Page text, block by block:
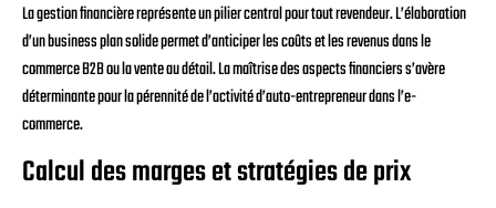
La gestion financière représente un pilier central pour tout revendeur. L’élaboration
d’un business plan solide permet d’anticiper les coûts et les revenus dans le
commerce B2B ou la vente au détail. La maîtrise des aspects financiers s’avère
déterminante pour la pérennité de l’activité d’auto-entrepreneur dans l’e-
commerce.
Calcul des marges et stratégies de prix